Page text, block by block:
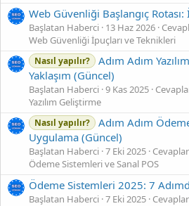
Web Güvenliği Başlangıç Rotası:
Başlatan Haberci 13 Haz 2026
Web Güvenliği İpuçları ve Teknikleri
Nasıl yapılır?
Adım Adım
Yaklaşım (Güncel)
Başlatan Haberci 9 Kas 2025
Yazılım Geliştirme
Nasıl yapılır?
Adım Adım
Uygulama (Güncel)
Başlatan Haberci 7 Eki 2025
Ödeme Sistemleri ve Sanal POS
Ödeme Sistemleri 2025: 7
Başlatan Haberci 7 Eki 2025